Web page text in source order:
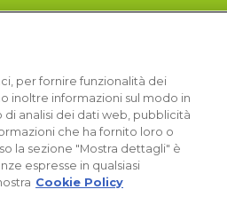
per fornire funzionalità dei
inoltre informazioni sul modo in
di analisi dei dati web, pubblicità
che ha fornito loro o
la sezione "Mostra dettagli" è
espresse in qualsiasi
Cookie Policy